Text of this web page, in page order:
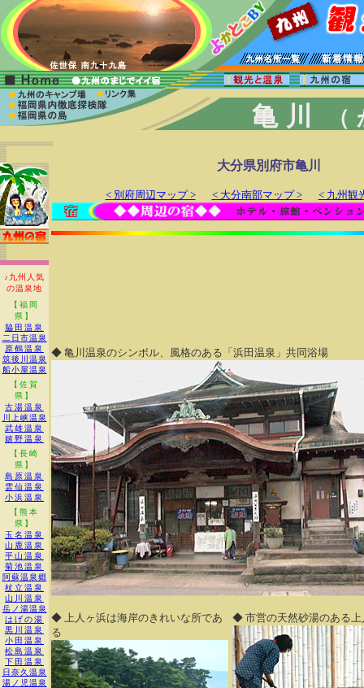
亀川
♪九州人気
の温泉地
【福岡
県】
脇田温泉
二日市温泉
原鶴温泉
筑後川温泉
船小屋温泉
【佐賀
県】
古湯温泉
川上峡温泉
武雄温泉
嬉野温泉
【長崎
県】
島原温泉
雲仙温泉
小浜温泉
【熊本
県】
玉名温泉
山鹿温泉
平山温泉
菊池温泉
阿蘇温泉郷
杖立温泉
山川温泉
岳ノ湯温泉
はげの湯
黒川温泉
小田温泉
松島温泉
下田温泉
日奈久温泉
湯ノ児温泉
大分県別府市亀川
< 別府周辺マップ > < 大分南部マップ > < 九州観
◆ 亀川温泉のシンボル、風格のある「浜田温泉」共同浴場
◆ 上人ヶ浜は海岸のきれいな所であ
る
◆ 市営の天然砂湯のある上